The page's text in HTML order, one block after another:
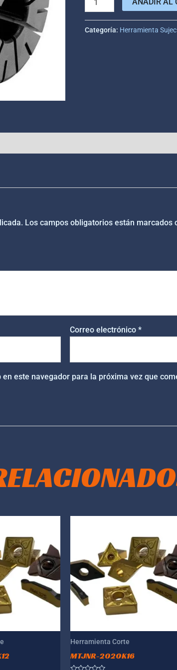
Categoría: Herramienta
Los campos obligatorios están marcados
Correo electrónico*
este navegador para la próxima vez que
Herramienta Corte
MTJNR-2020K16